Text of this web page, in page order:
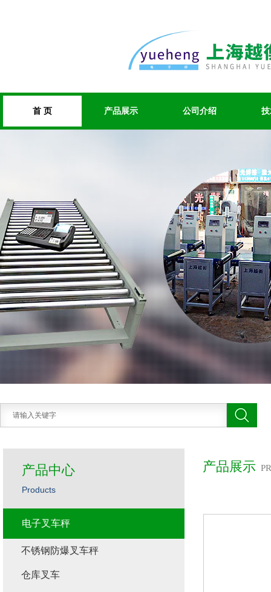
首 页 产品展示 公司介绍
产品展示
产品中心
Products
电子叉车秤
不锈钢防爆叉车秤
仓库叉车